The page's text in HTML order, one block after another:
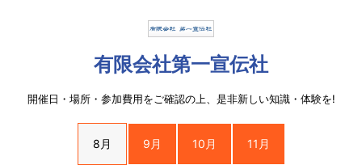
有限会社第一宣伝社
開催日・場所・参加費用をご確認の上、是非新しい知識・体験を!
8月 9月 10月 11月